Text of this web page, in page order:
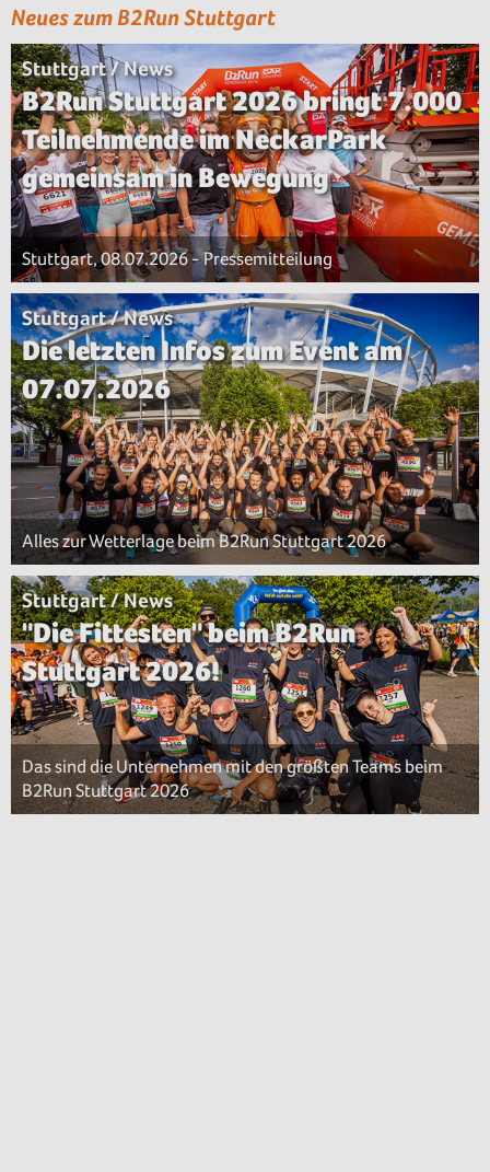
Neues zum B2Run Stuttgart
Stuttgart / News
B2Run Stuttgart 2026 bringt 7.000
Teilnehmende im NeckarPark
gemeinsam in Bewegung
Stuttgart, 08.07.2026 - Pressemitteilung
Stuttgart / News
Die letzten Infos zum Event am
07.07.2026
Alles zur Wetterlage beim B2Run Stuttgart 2026
Stuttgart / News
"Die Fittesten" beim B2Run
Stuttgart 2026!
Das sind die Unternehmen mit den größten Teams beim
B2Run Stuttgart 2026